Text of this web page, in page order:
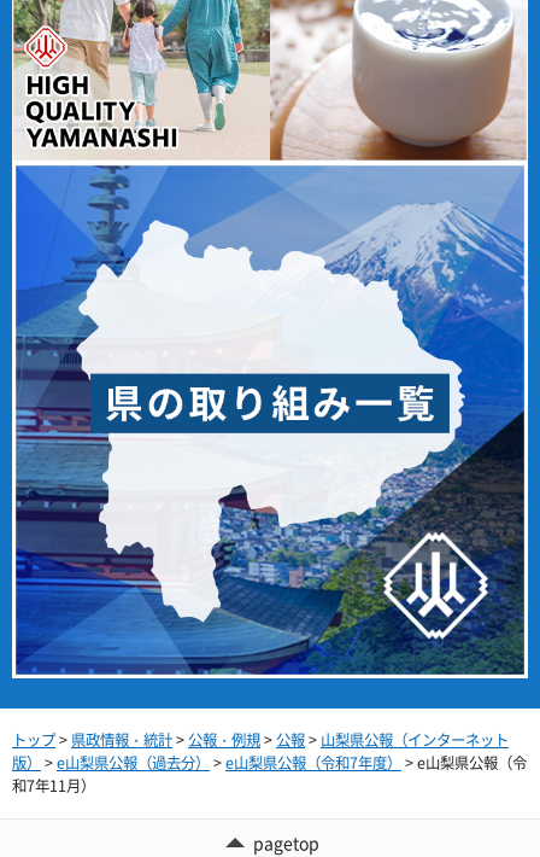
トップ> 県政情報・統計>公報・例規>公報> 山梨県公報（インターネット
版）
>e山梨県公報（過去分） >e山梨県公報（令和7年度）
> e山梨県公報（令
和7年11月）
pagetop